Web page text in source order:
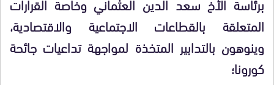
المتعلقة بالقطاعات الاجتماعية والاقتصادية،
وينوهون بالتدابير المتخذة لمواجهة تداعيات جائحة
كورونا؛